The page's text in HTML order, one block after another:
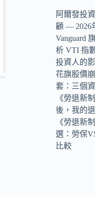
阿爾發投
顧 — 2026
Vanguard
析 VTI 指
投資人的
花旗股價
套：三個
《勞退新
後，我的
《勞退新
選：勞保
比較